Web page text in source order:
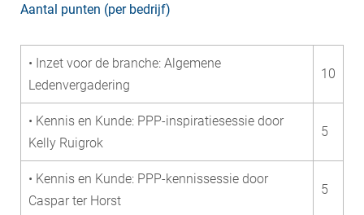
Aantal punten (per bedrijf)
• Inzet voor de branche: Algemene
Ledenvergadering
10
• Kennis en Kunde: PPP-inspiratiesessie door
Kelly Ruigrok
5
• Kennis en Kunde: PPP-kennissessie door
Caspar ter Horst
5